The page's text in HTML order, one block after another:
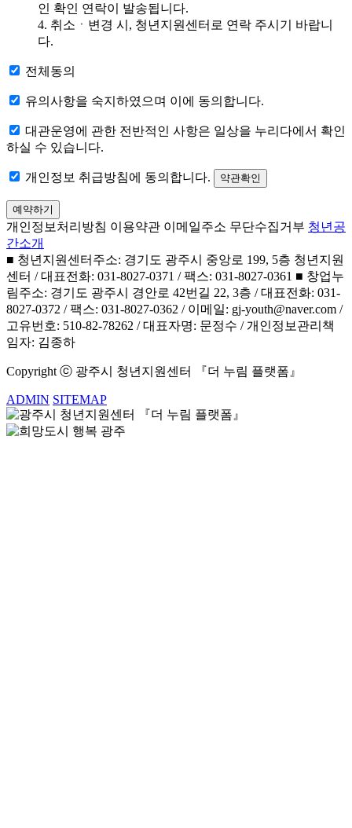
인 확인 연락이 발송됩니다.
4. 취소ㆍ변경 시, 청년지원센터로 연락 주시기 바랍니
다.
전체동의
유의사항을 숙지하였으며 이에 동의합니다.
대관운영에 관한 전반적인 사항은 일상을 누리다에서 확인
하실 수 있습니다.
개인정보 취급방침에 동의합니다. 약관확인
예약하기
개인정보처리방침 이용약관 이메일주소 무단수집거부 청년공
간소개
■ 청년지원센터주소: 경기도 광주시 중앙로 199, 5층 청년지원
센터 / 대표전화: 031-8027-0371 / 팩스: 031-8027-0361 ■ 창업누
림주소: 경기도 광주시 경안로 42번길 22, 3층 / 대표전화: 031-
8027-0372 / 팩스: 031-8027-0362 / 이메일: gj-youth@naver.com /
고유번호: 510-82-78262 / 대표자명: 문정수 / 개인정보관리책
임자: 김종하
Copyright ⓒ 광주시 청년지원센터 『더 누림 플랫폼』
ADMIN SITEMAP